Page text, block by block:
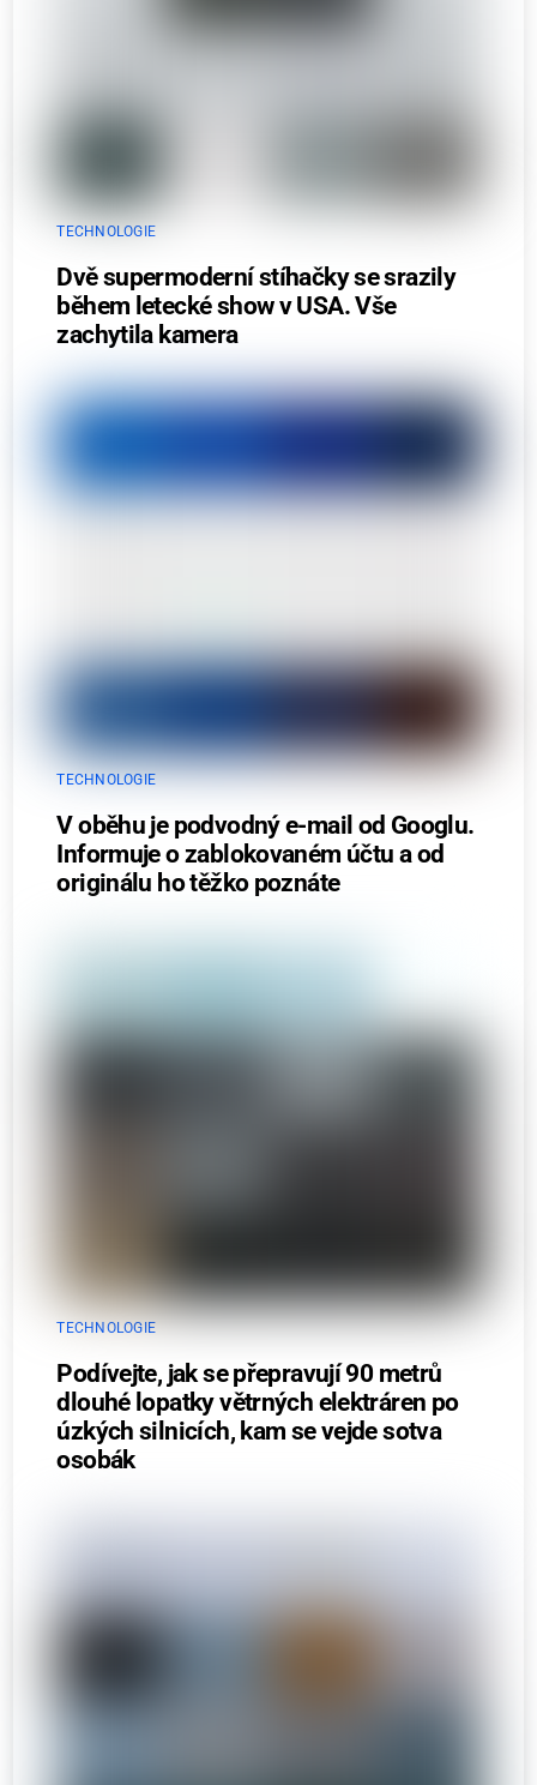
TECHNOLOGIE
Dvě supermoderní stíhačky se srazily
během letecké show v USA. Vše
zachytila kamera
TECHNOLOGIE
V oběhu je podvodný e-mail od Googlu.
Informuje o zablokovaném účtu a od
originálu ho těžko poznáte
TECHNOLOGIE
Podívejte, jak se přepravují 90 metrů
dlouhé lopatky větrných elektráren po
úzkých silnicích, kam se vejde sotva
osobák